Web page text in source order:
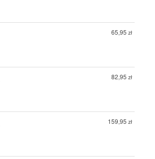
65,95 zł
82,95 zł
159,95 zł